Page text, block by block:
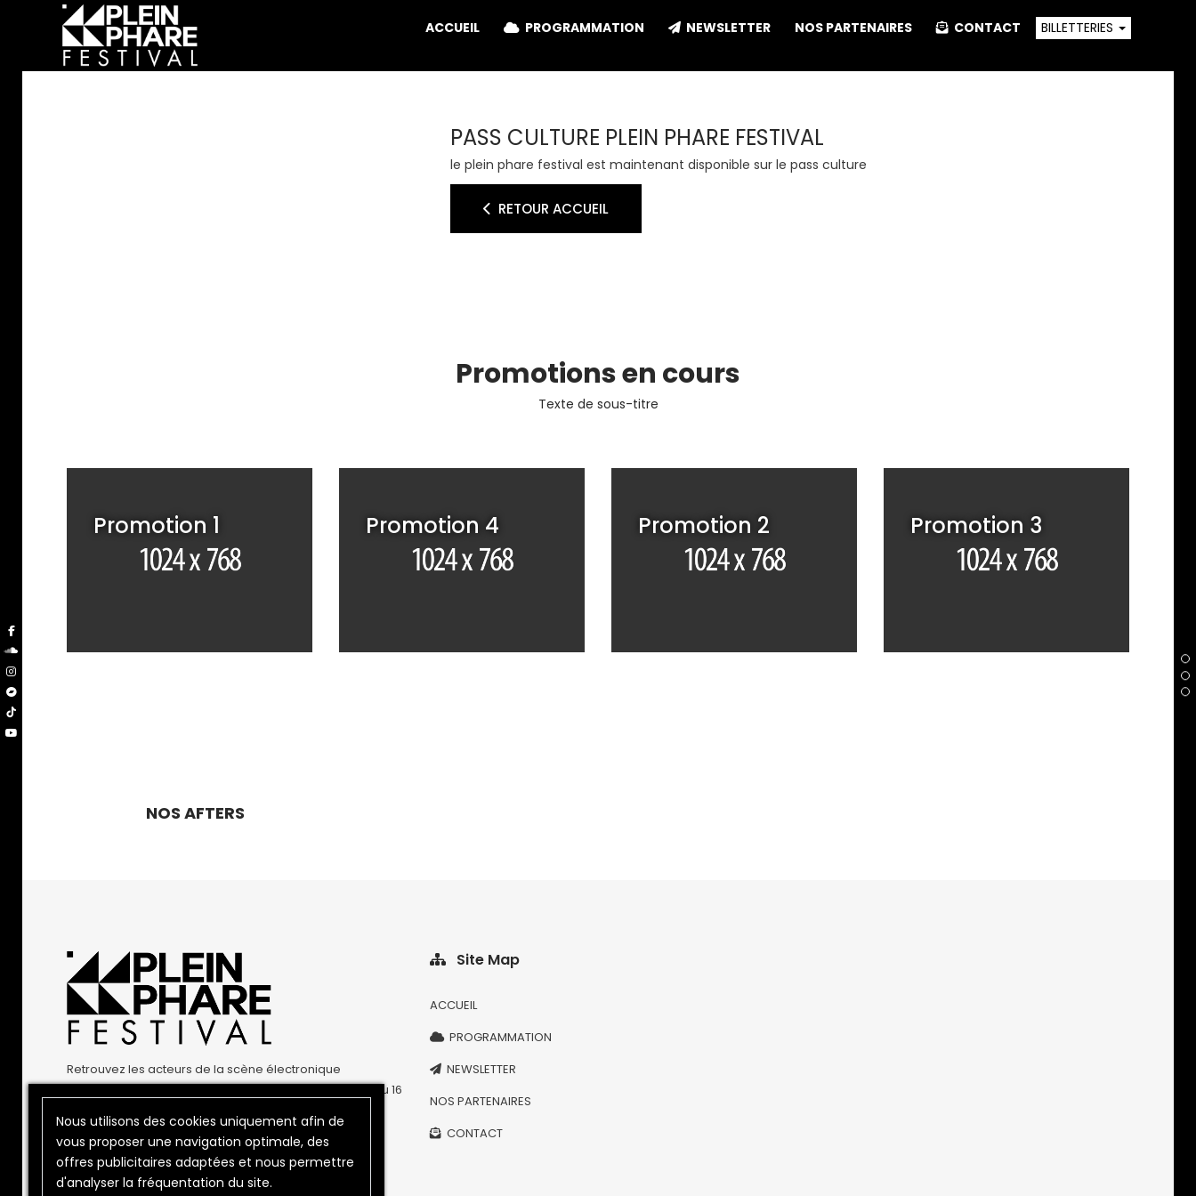
ACCUEIL PROGRAMMATION NEWSLETTER NOS PARTENAIRES CONTACT BILLETTERIES
PASS CULTURE PLEIN PHARE FESTIVAL
le plein phare festival est maintenant disponible sur le pass culture
RETOUR ACCUEIL
Promotions en cours
Texte de sous-titre
Promotion 1 Promotion 4 Promotion 2 Promotion 3
NOS AFTERS
Retrouvez les acteurs de la scène électronique
toulousaine réunis durant trois jours à Toulouse du 15 au 16
Site Map
ACCUEIL
PROGRAMMATION
NEWSLETTER
NOS PARTENAIRES
CONTACT
Nous utilisons des cookies uniquement afin de
vous proposer une navigation optimale, des
offres publicitaires adaptées et nous permettre
d'analyser la fréquentation du site.